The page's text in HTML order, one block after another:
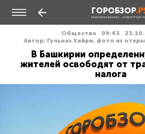
ГОРОБЗОР
ИНФОРМАЦИОННО - НОВОСТНОЙ
Общество 09:43
Автор: Гульназ Хайри, фото из
В Башкирии
жителей освободят от
налога